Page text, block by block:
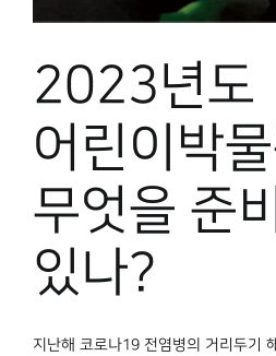
2023년도
어린이박
무엇을 준
있나?
지난해 코로나19 전염병의 거리두기